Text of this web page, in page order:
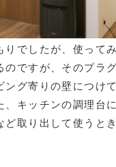
りでしたが、使って
のですが、そのプラ
グ寄りの壁につけ
キッチンの調理台
ど取り出して使うと